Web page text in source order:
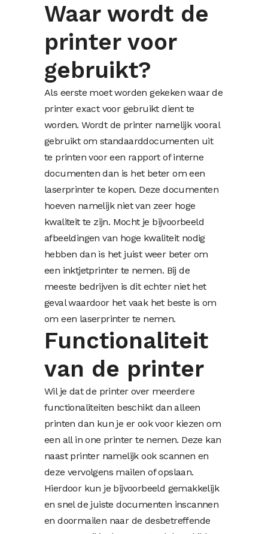
Waar wordt de
printer voor
gebruikt?
Als eerste moet worden gekeken waar de
printer exact voor gebruikt dient te
worden. Wordt de printer namelijk vooral
gebruikt om standaarddocumenten uit
te printen voor een rapport of interne
documenten dan is het beter om een
laserprinter te kopen. Deze documenten
hoeven namelijk niet van zeer hoge
kwaliteit te zijn. Mocht je bijvoorbeeld
afbeeldingen van hoge kwaliteit nodig
hebben dan is het juist weer beter om
een inktjetprinter te nemen. Bij de
meeste bedrijven is dit echter niet het
geval waardoor het vaak het beste is om
om een laserprinter te nemen.
Functionaliteit
van de printer
Wil je dat de printer over meerdere
functionaliteiten beschikt dan alleen
printen dan kun je er ook voor kiezen om
een all in one printer te nemen. Deze kan
naast printer namelijk ook scannen en
deze vervolgens mailen of opslaan.
Hierdoor kun je bijvoorbeeld gemakkelijk
en snel de juiste documenten inscannen
en doormailen naar de desbetreffende